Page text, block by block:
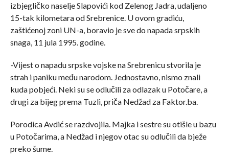
izbjegličko naselje Slapovići kod Zelenog Jadra, udaljeno
15-tak kilometara od Srebrenice. U ovom gradiću,
zaštićenoj zoni UN-a, boravio je sve do napada srpskih
snaga, 11 jula 1995. godine.
-Vijest o napadu srpske vojske na Srebrenicu stvorila je
strah i paniku među narodom. Jednostavno, nismo znali
kuda pobjeći. Neki su se odlučili za odlazak u Potočare, a
drugi za bijeg prema Tuzli, priča Nedžad za Faktor.ba.
Porodica Avdić se razdvojila. Majka i sestre su otišle u bazu
u Potočarima, a Nedžad i njegov otac su odlučili da bježe
preko šume.